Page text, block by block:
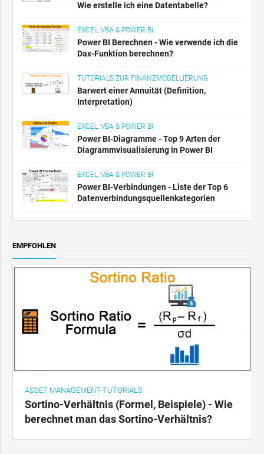
Wie erstelle ich eine Datentabelle?
EXCEL, VBA & POWER BI
Power BI Berechnen - Wie verwende ich die
Dax-Funktion berechnen?
TUTORIALS ZUR FINANZMODELLIERUNG
Barwert einer Annuität (Definition,
Interpretation)
EXCEL, VBA & POWER BI
Power BI-Diagramme - Top 9 Arten der
Diagrammvisualisierung in Power BI
EXCEL, VBA & POWER BI
Power BI-Verbindungen - Liste der Top 6
Datenverbindungsquellenkategorien
EMPFOHLEN
ASSET MANAGEMENT-TUTORIALS
Sortino-Verhältnis (Formel, Beispiele) - Wie
berechnet man das Sortino-Verhältnis?